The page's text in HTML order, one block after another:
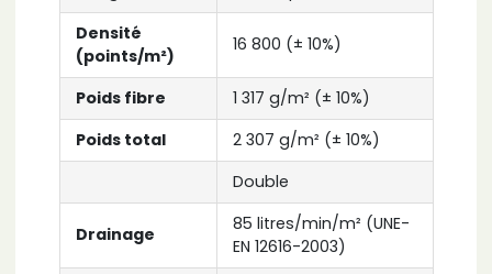
Densité
(points/m²)
16 800 (± 10%)
Poids fibre
1 317 g/m² (± 10%)
Poids total
2 307 g/m² (± 10%)
Double
Drainage
85 litres/min/m² (UNE-
EN 12616-2003)